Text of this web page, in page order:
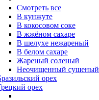
Смотреть все
В кунжуте
В кокосовом соке
В жжёном сахаре
В шелухе нежареный
В белом сахаре
Жареный соленый
Неочищенный сушеный
орех
орех